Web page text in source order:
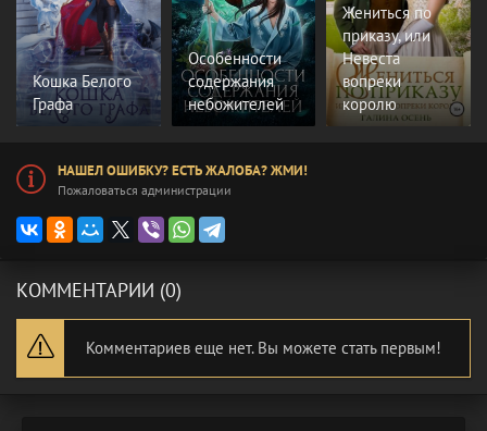
Кошка Белого
Графа
Особенности
содержания
небожителей
Жениться по
приказу, или
Невеста
вопреки
королю
НАШЕЛ ОШИБКУ? ЕСТЬ ЖАЛОБА? ЖМИ!
Пожаловаться администрации
КОММЕНТАРИИ (0)
Комментариев еще нет. Вы можете стать первым!